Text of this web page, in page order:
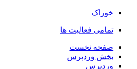
خوراک
تمامی فعالیت ها
صفحه نخست
بخش وردپرس
وردپرس